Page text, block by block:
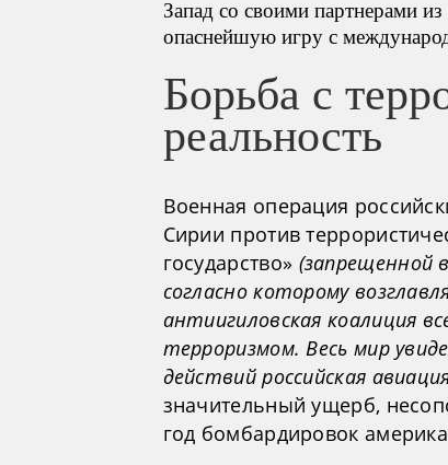
Запад со своими партнерами
опаснейшую игру с
Борьба с
реальность
Военная операция
Сирии против
государство» (запрещенной
согласно которому
антиигиловская коалиция
терроризмом. Весь мир
действий российская
значительный ущерб,
год бомбардировок